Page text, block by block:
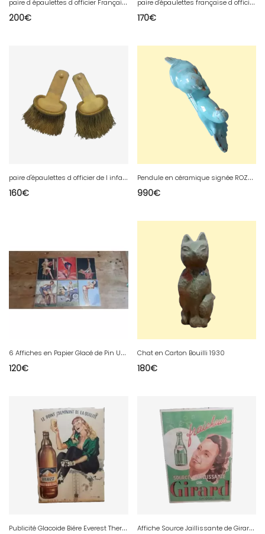
200€
170€
p
aire d'épaulettes d officier de l infanterie française de 1 guerre
160€
P
endule en céramique signée ROZAY couleur bleue très rare
990€
6
Affiches en Papier Glacé de Pin Up des Années 50
120€
Chat en Carton Bouilli 1930
180€
P
ublicité Glacoide Biére Everest Thermomètre Signé Trenot
A
ffiche Source Jaillissante de Girard par G.Maubaret Galgon